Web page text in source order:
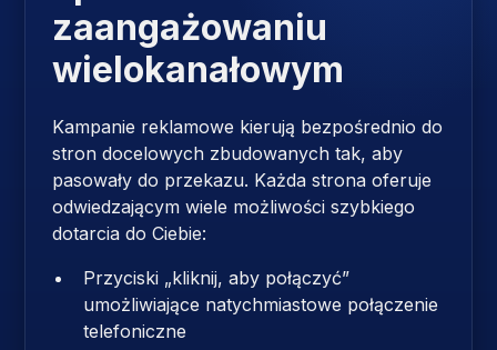
zaangażowaniu
wielokanałowym
Kampanie reklamowe kierują bezpośrednio do
stron docelowych zbudowanych tak, aby
pasowały do ​​przekazu. Każda strona oferuje
odwiedzającym wiele możliwości szybkiego
dotarcia do Ciebie:
Przyciski „kliknij, aby połączyć”
umożliwiające natychmiastowe połączenie
telefoniczne